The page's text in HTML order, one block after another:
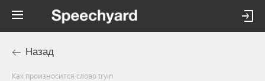
Назад
Как произносится слово tryin